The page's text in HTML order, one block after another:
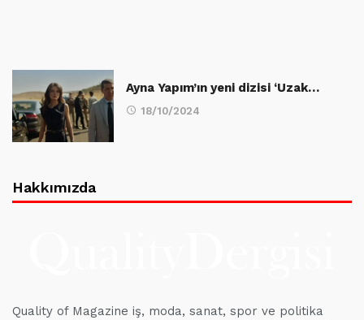
Ayna Yapım’ın yeni dizisi ‘Uzak…
18/10/2024
Hakkımızda
Quality of Magazine iş, moda, sanat, spor ve politika